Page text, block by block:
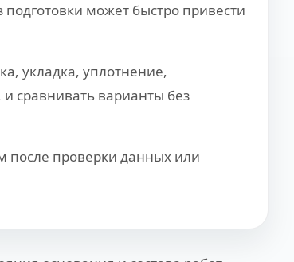
может быстро привести
укладка, уплотнение,
сравнивать варианты без
после проверки данных или